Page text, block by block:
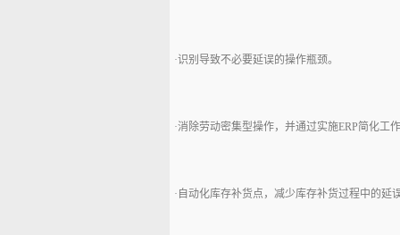
·识别导致不必要延误的操作瓶颈。
·消除劳动密集型操作，并通过实施ERP简化工
·自动化库存补货点，减少库存补货过程中的延